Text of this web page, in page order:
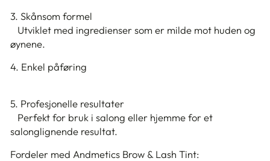
3. Skånsom formel
Utviklet med ingredienser som er milde mot huden og
øynene.
4. Enkel påføring
5. Profesjonelle resultater
Perfekt for bruk i salong eller hjemme for et
salonglignende resultat.
Fordeler med Andmetics Brow & Lash Tint: